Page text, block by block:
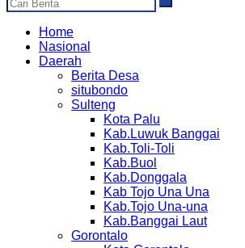
Home
Nasional
Daerah
Berita Desa
situbondo
Sulteng
Kota Palu
Kab.Luwuk Banggai
Kab.Toli-Toli
Kab.Buol
Kab.Donggala
Kab Tojo Una Una
Kab.Tojo Una-una
Kab.Banggai Laut
Gorontalo